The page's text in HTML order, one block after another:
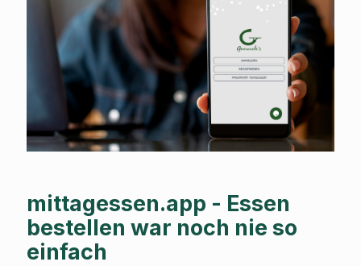
mittagessen.app - Essen
bestellen war noch nie so
einfach